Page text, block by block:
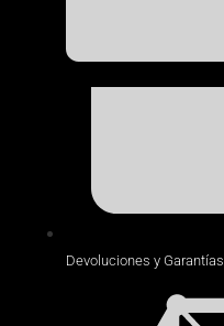
Devoluciones y Garantías